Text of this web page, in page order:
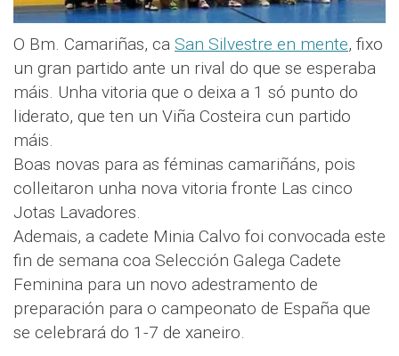
O Bm. Camariñas, ca San Silvestre en mente, fixo
un gran partido ante un rival do que se esperaba
máis. Unha vitoria que o deixa a 1 só punto do
liderato, que ten un Viña Costeira cun partido
máis.
Boas novas para as féminas camariñáns, pois
colleitaron unha nova vitoria fronte Las cinco
Jotas Lavadores.
Ademais, a cadete Minia Calvo foi convocada este
fin de semana coa Selección Galega Cadete
Feminina para un novo adestramento de
preparación para o campeonato de España que
se celebrará do 1-7 de xaneiro.